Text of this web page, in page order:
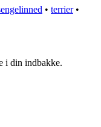
• terrier•
i din indbakke.